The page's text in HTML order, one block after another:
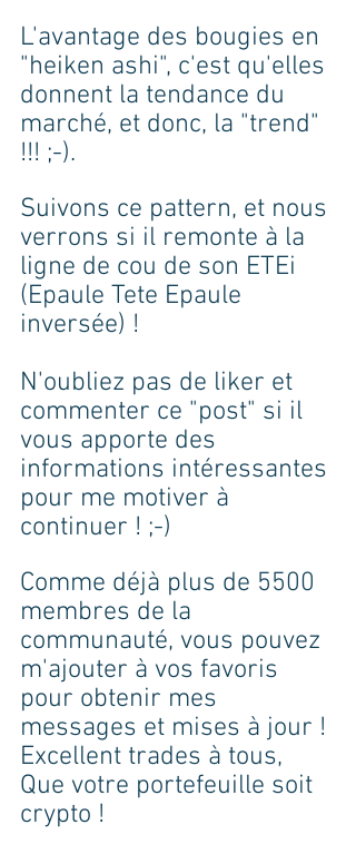
L'avantage des bougies en
"heiken ashi", c'est qu'elles
donnent la tendance du
marché, et donc, la "trend"
!!! ;-).
Suivons ce pattern, et nous
verrons si il remonte à la
ligne de cou de son ETEi
(Epaule Tete Epaule
inversée) !
N'oubliez pas de liker et
commenter ce "post" si il
vous apporte des
informations intéressantes
pour me motiver à
continuer ! ;-)
Comme déjà plus de 5500
membres de la
communauté, vous pouvez
m'ajouter à vos favoris
pour obtenir mes
messages et mises à jour !
Excellent trades à tous,
Que votre portefeuille soit
crypto !